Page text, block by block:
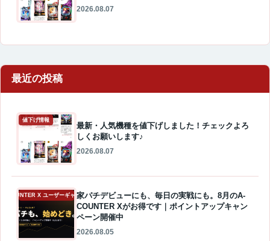
2026.08.07
最近の投稿
値下げ情報
最新・人気機種を値下げしました！チェックよろ
しくお願いします♪
2026.08.07
A-COUNTER X ユーザーギャラリー家パチデビューにも、毎日の実戦にも。8月のA-
COUNTER Xがお得です｜ポイントアップキャン
ペーン開催中
2026.08.05